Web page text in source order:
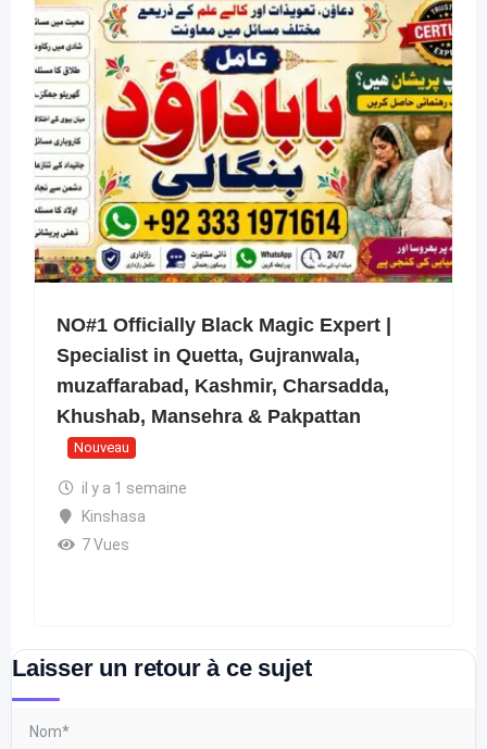
NO#1 Officially Black Magic Expert |
Specialist in Quetta, Gujranwala,
muzaffarabad, Kashmir, Charsadda,
Khushab, Mansehra & Pakpattan
Nouveau
il y a 1 semaine
Kinshasa
7 Vues
Laisser un retour à ce sujet